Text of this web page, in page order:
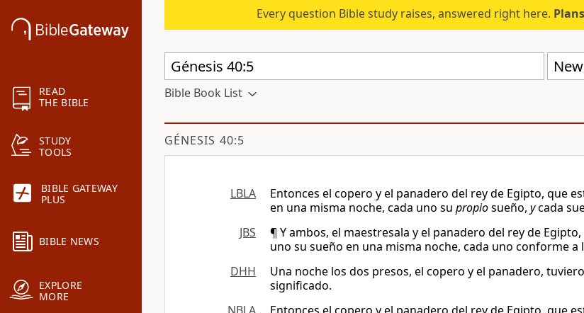
READ
THE BIBLE
STUDY
TOOLS
BIBLE GATEWAY
PLUS
BIBLE NEWS
EXPLORE
MORE
Every question Bible study raises, answered right here.
Bible Book List
GÉNESIS 40:5
LBLA
Entonces el copero y el panadero del rey de Egipto, que
en una misma noche, cada uno su propiosueño, ycada
JBS
¶ Y ambos, el maestresala y el panadero del rey de
uno su sueño en una misma noche, cada uno conforme a
DHH
Una noche los dos presos, el copero y el panadero,
significado.